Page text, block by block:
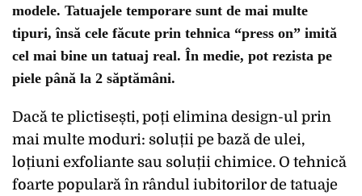
modele. Tatuajele temporare sunt de mai multe
tipuri, însă cele făcute prin tehnica “press on” imită
cel mai bine un tatuaj real. În medie, pot rezista pe
piele până la 2 săptămâni.
Dacă te plictisești, poți elimina design-ul prin
mai multe moduri: soluții pe bază de ulei,
loțiuni exfoliante sau soluții chimice. O tehnică
foarte populară în rândul iubitorilor de tatuaje